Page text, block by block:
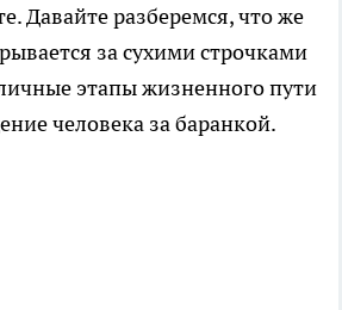
Давайте разберемся, что же
за сухими строчками
этапы жизненного пути
человека за баранкой.